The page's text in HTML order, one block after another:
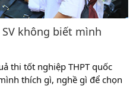
không biết mình
thi tốt nghiệp THPT quốc
thích gì, nghề gì để chọn